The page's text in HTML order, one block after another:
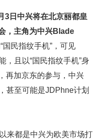
3日中兴将在北京丽都皇
，主角为中兴Blade
国民指纹手机”，可见
，且以“国民指纹手机”身
再加京东的参与，中兴
甚至可能是JDPhne计划
来都是中兴为欧美市场打